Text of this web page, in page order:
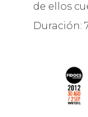
de ellos
Duración: